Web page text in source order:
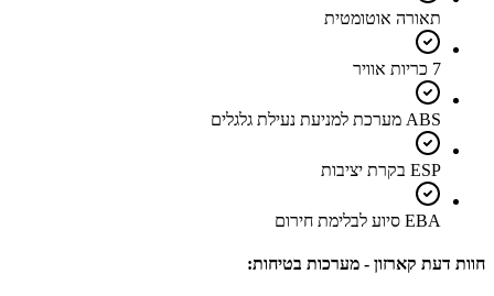
תאורה אוטומטית
7 כריות אוויר
ABS מערכת למניעת נעילת גלגלים
ESP בקרת יציבות
EBA סיוע לבלימת חירום
חוות דעת קארזון - מערכות בטיחות: